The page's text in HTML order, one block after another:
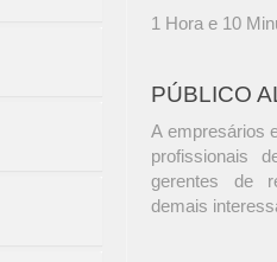
1 Hora e 10
PÚBLICO
A empresários
profissionais
gerentes de
demais